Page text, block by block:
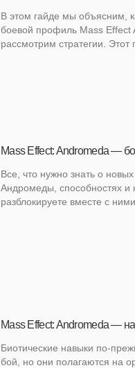
В этом гайде мы объясним,
боевой профиль Mass Effect
рассмотрим стратегии.
Mass Effect: Andromeda —
Все, что нужно знать о
Андромеды, способностях и
разблокируете вместе с
Mass Effect: Andromeda —
Биотические навыки по-
бой, но они полагаются на